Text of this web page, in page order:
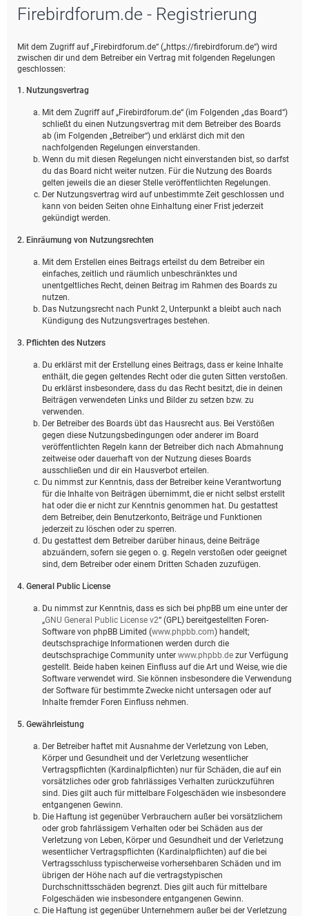
Firebirdforum.de - Registrierung
Mit dem Zugriff auf „Firebirdforum.de“ („https://firebirdforum.de“) wird
zwischen dir und dem Betreiber ein Vertrag mit folgenden Regelungen
geschlossen:
1. Nutzungsvertrag
Mit dem Zugriff auf „Firebirdforum.de“ (im Folgenden „das Board“)
schließt du einen Nutzungsvertrag mit dem Betreiber des Boards
ab (im Folgenden „Betreiber“) und erklärst dich mit den
nachfolgenden Regelungen einverstanden.
Wenn du mit diesen Regelungen nicht einverstanden bist, so darfst
du das Board nicht weiter nutzen. Für die Nutzung des Boards
gelten jeweils die an dieser Stelle veröffentlichten Regelungen.
Der Nutzungsvertrag wird auf unbestimmte Zeit geschlossen und
kann von beiden Seiten ohne Einhaltung einer Frist jederzeit
gekündigt werden.
2. Einräumung von Nutzungsrechten
Mit dem Erstellen eines Beitrags erteilst du dem Betreiber ein
einfaches, zeitlich und räumlich unbeschränktes und
unentgeltliches Recht, deinen Beitrag im Rahmen des Boards zu
nutzen.
Das Nutzungsrecht nach Punkt 2, Unterpunkt a bleibt auch nach
Kündigung des Nutzungsvertrages bestehen.
3. Pflichten des Nutzers
Du erklärst mit der Erstellung eines Beitrags, dass er keine Inhalte
enthält, die gegen geltendes Recht oder die guten Sitten verstoßen.
Du erklärst insbesondere, dass du das Recht besitzt, die in deinen
Beiträgen verwendeten Links und Bilder zu setzen bzw. zu
verwenden.
Der Betreiber des Boards übt das Hausrecht aus. Bei Verstößen
gegen diese Nutzungsbedingungen oder anderer im Board
veröffentlichten Regeln kann der Betreiber dich nach Abmahnung
zeitweise oder dauerhaft von der Nutzung dieses Boards
ausschließen und dir ein Hausverbot erteilen.
Du nimmst zur Kenntnis, dass der Betreiber keine Verantwortung
für die Inhalte von Beiträgen übernimmt, die er nicht selbst erstellt
hat oder die er nicht zur Kenntnis genommen hat. Du gestattest
dem Betreiber, dein Benutzerkonto, Beiträge und Funktionen
jederzeit zu löschen oder zu sperren.
Du gestattest dem Betreiber darüber hinaus, deine Beiträge
abzuändern, sofern sie gegen o. g. Regeln verstoßen oder geeignet
sind, dem Betreiber oder einem Dritten Schaden zuzufügen.
4. General Public License
Du nimmst zur Kenntnis, dass es sich bei phpBB um eine unter der
„GNU General Public License v2“ (GPL) bereitgestellten Foren-
Software von phpBB Limited (www.phpbb.com) handelt;
deutschsprachige Informationen werden durch die
deutschsprachige Community unter www.phpbb.de zur Verfügung
gestellt. Beide haben keinen Einfluss auf die Art und Weise, wie die
Software verwendet wird. Sie können insbesondere die Verwendung
der Software für bestimmte Zwecke nicht untersagen oder auf
Inhalte fremder Foren Einfluss nehmen.
5. Gewährleistung
Der Betreiber haftet mit Ausnahme der Verletzung von Leben,
Körper und Gesundheit und der Verletzung wesentlicher
Vertragspflichten (Kardinalpflichten) nur für Schäden, die auf ein
vorsätzliches oder grob fahrlässiges Verhalten zurückzuführen
sind. Dies gilt auch für mittelbare Folgeschäden wie insbesondere
entgangenen Gewinn.
Die Haftung ist gegenüber Verbrauchern außer bei vorsätzlichem
oder grob fahrlässigem Verhalten oder bei Schäden aus der
Verletzung von Leben, Körper und Gesundheit und der Verletzung
wesentlicher Vertragspflichten (Kardinalpflichten) auf die bei
Vertragsschluss typischerweise vorhersehbaren Schäden und im
übrigen der Höhe nach auf die vertragstypischen
Durchschnittsschäden begrenzt. Dies gilt auch für mittelbare
Folgeschäden wie insbesondere entgangenen Gewinn.
Die Haftung ist gegenüber Unternehmern außer bei der Verletzung